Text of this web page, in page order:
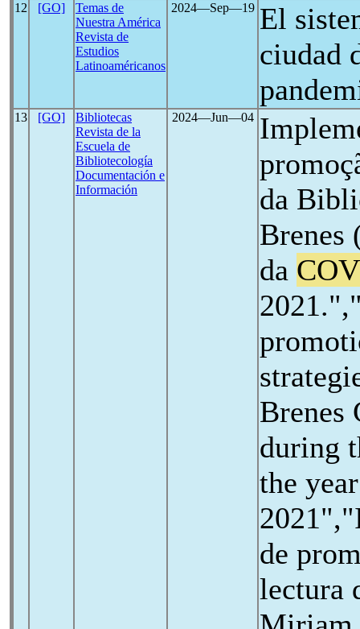
12 [GO]
Temas de
Nuestra América
Revista de
Estudios
Latinoaméricanos
2024―Sep―19 El
ciudad
13 [GO]
Bibliotecas
Revista de la
Escuela de
Bibliotecología
Documentación e
Información
2024―Jun―04
da
Brenes
da
during
the year
de
lectura